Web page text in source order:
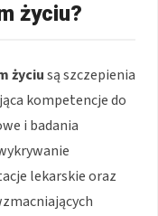
życiu?
życiusą szczepienia
kompetencje do
i badania
lekarskie oraz